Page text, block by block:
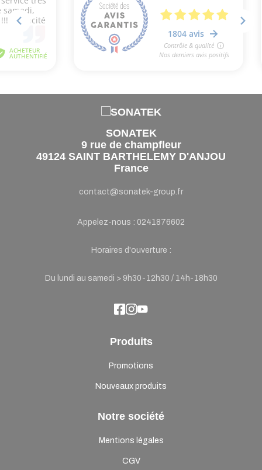
SONATEK
9 rue de champfleur
49124 SAINT BARTHELEMY D'ANJOU
France
contact@sonatek-group.fr
Appelez-nous : 0241876602
Horaires d'ouverture :
Du lundi au samedi > 9h30-12h30 / 14h-18h30
Produits
Promotions
Nouveaux produits
Notre société
Mentions légales
CGV